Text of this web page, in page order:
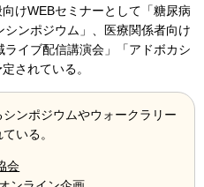
けWEBセミナーとして「糖尿病
ンポジウム」、医療関係者向け
イブ配信講演会」「アドボカシ
されている。
ンポジウムやウォークラリー
いる。
会